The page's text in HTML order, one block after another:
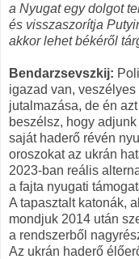
a Nyugat egy dolgot
és visszaszorítja
akkor lehet békéről
Bendarzsevszkij:
igazad van,
jutalmazása, de én
beszélsz, hogy
saját haderő révén
oroszokat az ukrán
2023-ban reális
a fajta nyugati
A tapasztalt katonák,
mondjuk 2014 után
a rendszerből
Az ukrán haderő